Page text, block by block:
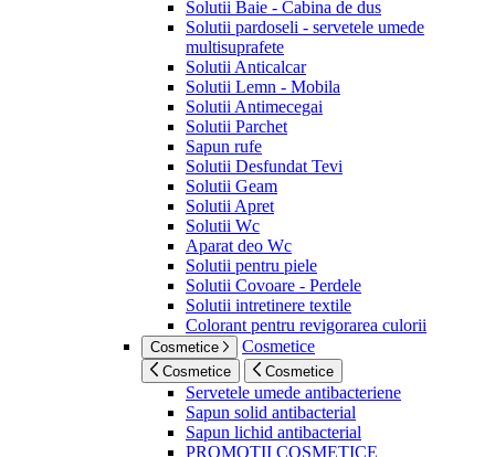
Solutii Baie - Cabina de dus
Solutii pardoseli - servetele umede
multisuprafete
Solutii Anticalcar
Solutii Lemn - Mobila
Solutii Antimecegai
Solutii Parchet
Sapun rufe
Solutii Desfundat Tevi
Solutii Geam
Solutii Apret
Solutii Wc
Aparat deo Wc
Solutii pentru piele
Solutii Covoare - Perdele
Solutii intretinere textile
Colorant pentru revigorarea culorii
Cosmetice Cosmetice
Cosmetice Cosmetice
Servetele umede antibacteriene
Sapun solid antibacterial
Sapun lichid antibacterial
PROMOTII COSMETICE